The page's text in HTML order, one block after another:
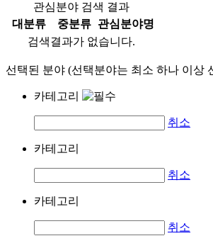
관심분야 검색 결과
대분류
중분류
관심분야명
검색결과가 없습니다.
선택된 분야 (선택분야는 최소 하나 이상
카테고리
취소
카테고리
취소
카테고리
취소